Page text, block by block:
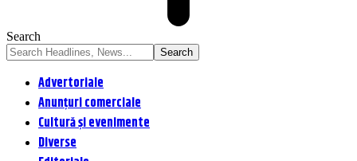
Search
Advertoriale
Anunțuri comerciale
Cultură și evenimente
Diverse